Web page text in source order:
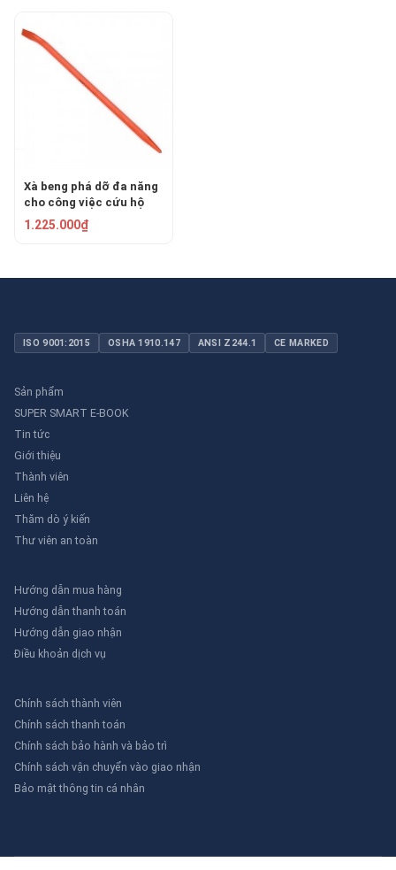
Xà beng phá dỡ đa năng
cho công việc cứu hộ
150cm ASAKI AK-9654
1.225.000₫
ISO 9001:2015 OSHA 1910.147 ANSI Z244.1 CE MARKED
Sản phẩm
SUPER SMART E-BOOK
Tin tức
Giới thiệu
Thành viên
Liên hệ
Thăm dò ý kiến
Thư viên an toàn
Hướng dẫn mua hàng
Hướng dẫn thanh toán
Hướng dẫn giao nhận
Điều khoản dịch vụ
Chính sách thành viên
Chính sách thanh toán
Chính sách bảo hành và bảo trì
Chính sách vận chuyển vào giao nhận
Bảo mật thông tin cá nhân